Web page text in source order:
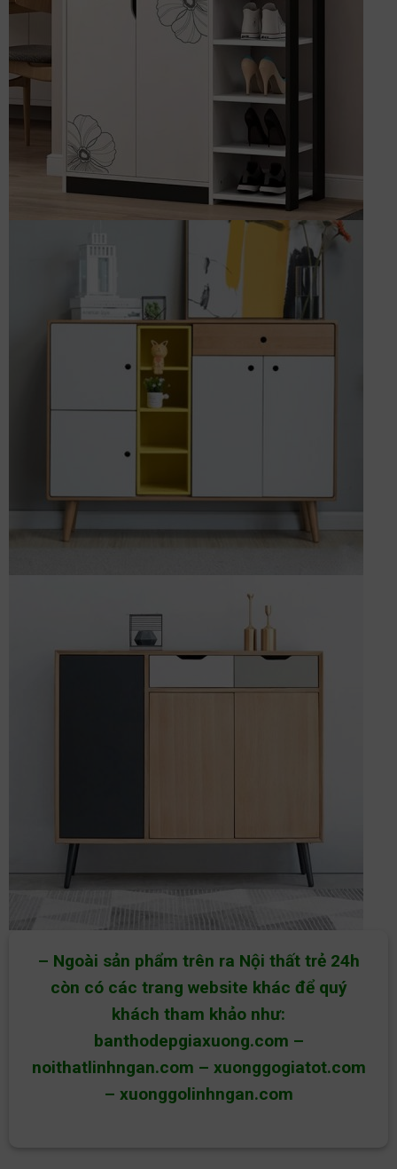
– Ngoài sản phẩm trên ra Nội thất trẻ 24h
còn có các trang website khác để quý
khách tham khảo như:
banthodepgiaxuong.com –
noithatlinhngan.com – xuonggogiatot.com
– xuonggolinhngan.com